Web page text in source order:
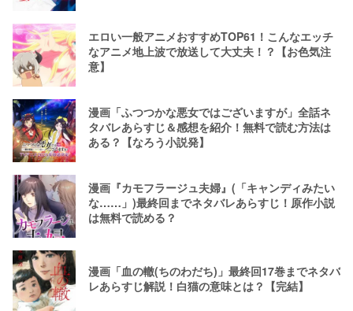
エロい一般アニメおすすめTOP61！こんなエッチ
なアニメ地上波で放送して大丈夫！？【お色気注
意】
漫画「ふつつかな悪女ではございますが」全話ネ
タバレあらすじ＆感想を紹介！無料で読む方法は
ある？【なろう小説発】
漫画『カモフラージュ夫婦』(「キャンディみたい
な……」)最終回までネタバレあらすじ！原作小説
は無料で読める？
漫画「血の轍(ちのわだち)」最終回17巻までネタバ
レあらすじ解説！白猫の意味とは？【完結】